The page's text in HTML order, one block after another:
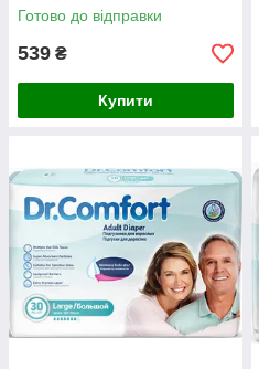
Готово до відправки
539 ₴
Купити